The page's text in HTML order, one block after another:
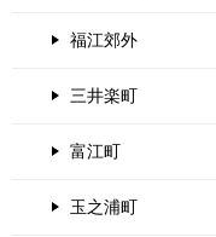
福江郊外
三井楽町
富江町
玉之浦町